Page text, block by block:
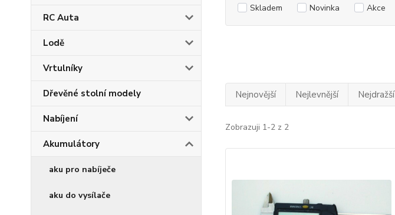
RC Auta
Lodě
Vrtulníky
Dřevěné stolní modely
Nabíjení
Akumulátory
aku pro nabíječe
aku do vysílače
Skladem Novinka Akce
Nejnovější Nejlevnější Nejdražší
Zobrazuji 1-2 z 2